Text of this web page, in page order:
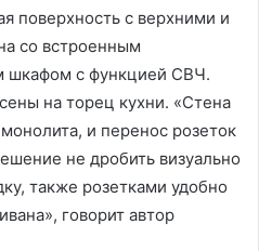
поверхность с верхними и
со встроенным
шкафом с функцией СВЧ.
на торец кухни. «Стена
и перенос розеток
не дробить визуально
также розетками удобно
говорит автор